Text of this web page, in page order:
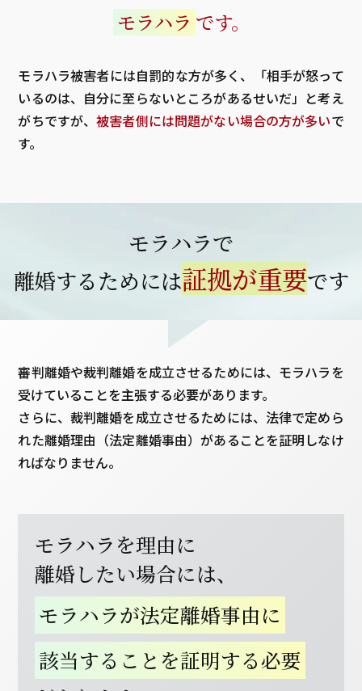
モラハラ です。
モラハラ被害者には自罰的な方が多く、「相手が怒って
いるのは、自分に至らないところがあるせいだ」と考え
がちですが、被害者側には問題がない場合の方が多いで
す。
モラハラで
離婚するためには証拠が重要です
審判離婚や裁判離婚を成立させるためには、モラハラを
受けていることを主張する必要があります。
さらに、裁判離婚を成立させるためには、法律で定めら
れた離婚理由（法定離婚事由）があることを証明しなけ
ればなりません。
モラハラを理由に
離婚したい場合には、
モラハラが法定離婚事由に
該当することを証明する必要